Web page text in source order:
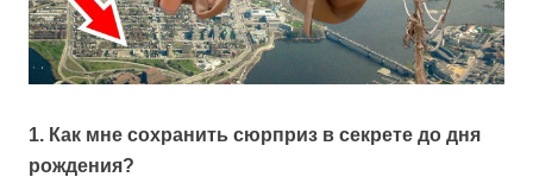
1. Как мне сохранить сюрприз в секрете до дня
рождения?